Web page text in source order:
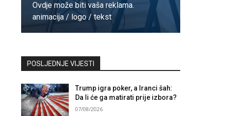
Ovdje može biti vaša reklama.
animacija / logo / tekst
POSLJEDNJE VIJESTI
Trump igra poker, a Iranci šah:
Da li će ga matirati prije izbora?
07/08/2026